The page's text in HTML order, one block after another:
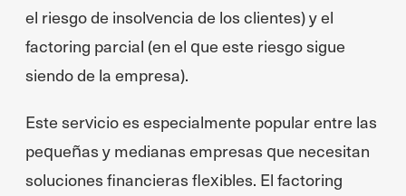
el riesgo de insolvencia de los clientes) y el
factoring parcial (en el que este riesgo sigue
siendo de la empresa).
Este servicio es especialmente popular entre las
pequeñas y medianas empresas que necesitan
soluciones financieras flexibles. El factoring